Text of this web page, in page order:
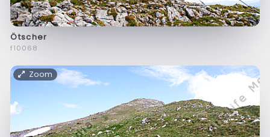
Ötscher
f10068
Zoom